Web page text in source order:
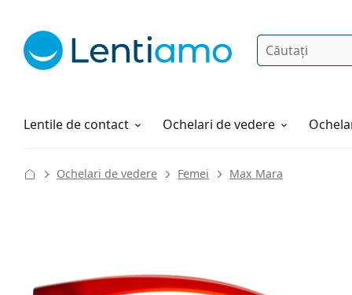
Căutare
Lentile de contact
Soluții Ochelari de vedere
Cum comandați
Ochelari de vedere Femei Max Mara